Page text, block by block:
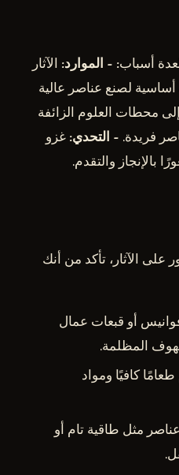
أسباب: - الموارد: الآثار
أساسية لصنع عناصر عالية
محطات العلوم الزائفة
فريدة. - التحدي: غزو
بالإنجاز والتقدم.
الآثار، تأكد من أنك
أو قبعات عمال
المظلمة.
كافيًا ومواد
مثل طاقية تام أو